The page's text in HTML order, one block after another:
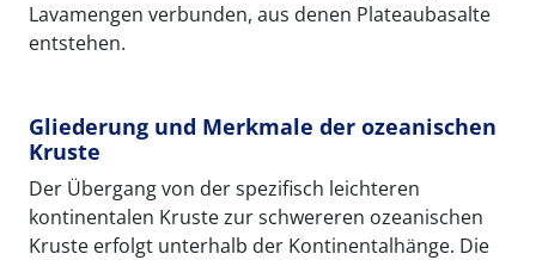
Lavamengen verbunden, aus denen Plateaubasalte
entstehen.
Gliederung und Merkmale der ozeanischen
Kruste
Der Übergang von der spezifisch leichteren
kontinentalen Kruste zur schwereren ozeanischen
Kruste erfolgt unterhalb der Kontinentalhänge. Die